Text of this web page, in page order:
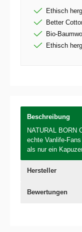
Ethisch
Better
Bio-
Ethisch
Beschreibung
NATURAL BORN
echte Vanlife-
als nur ein
Hersteller
Bewertungen